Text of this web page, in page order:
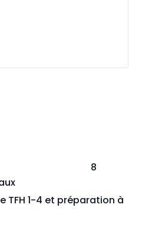
8
TFH 1-4 et préparation à